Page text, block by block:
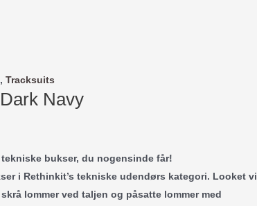
, Tracksuits
Navy
bukser, du nogensinde får!
i Rethinkit’s tekniske udendørs kategori. Looket vi
lommer ved taljen og påsatte lommer med